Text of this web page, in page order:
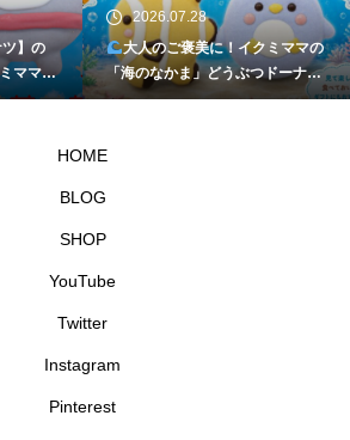
】の
ママの
2026.07.28
大人のご褒美に！イクミママの
「海のなかま」どうぶつドーナツ
が元住吉に登場
HOME
BLOG
SHOP
YouTube
Twitter
Instagram
Pinterest